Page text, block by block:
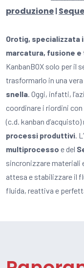
produzione |
Orotig, specializzata
marcatura, fusione
KanbanBOX solo per il
trasformarlo in una
snella. Oggi, infatti,
coordinare i riordini
(c.d. kanban
processi produttivi.
multiprocesso e del
sincronizzare materiali
attesa e stabilizzare il
fluida, reattiva e